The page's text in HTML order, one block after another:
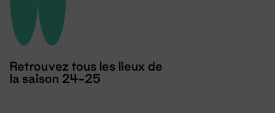
Retrouvez tous les lieux de
la saison 24-25